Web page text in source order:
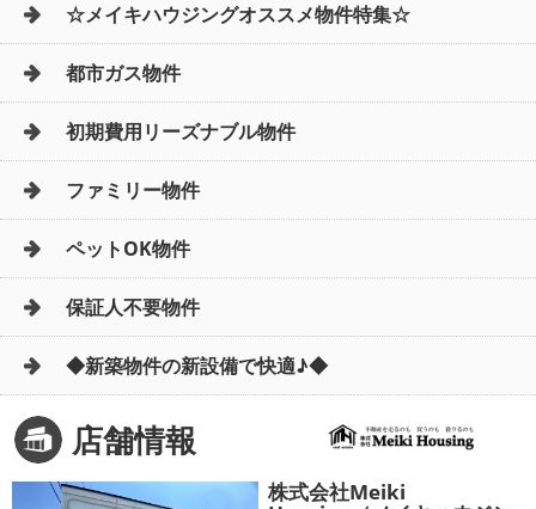
☆メイキハウジングオススメ物件特集☆
都市ガス物件
初期費用リーズナブル物件
ファミリー物件
ペットOK物件
保証人不要物件
◆新築物件の新設備で快適♪◆
店舗情報
株式会社Meiki